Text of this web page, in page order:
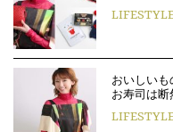
おいしい
お寿司は